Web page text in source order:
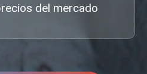
del mercado